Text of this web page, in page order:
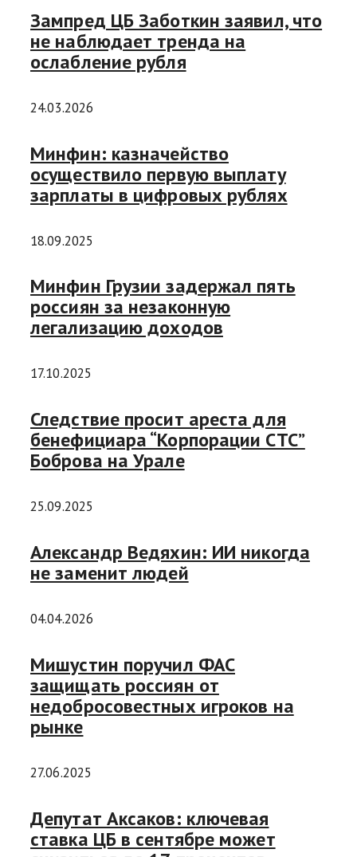
Зампред ЦБ Заботкин заявил, что
не наблюдает тренда на
ослабление рубля
24.03.2026
Минфин: казначейство
осуществило первую выплату
зарплаты в цифровых рублях
18.09.2025
Минфин Грузии задержал пять
россиян за незаконную
легализацию доходов
17.10.2025
Следствие просит ареста для
бенефициара “Корпорации СТС”
Боброва на Урале
25.09.2025
Александр Ведяхин: ИИ никогда
не заменит людей
04.04.2026
Мишустин поручил ФАС
защищать россиян от
недобросовестных игроков на
рынке
27.06.2025
Депутат Аксаков: ключевая
ставка ЦБ в сентябре может